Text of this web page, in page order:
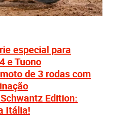
especial para
e Tuono
de 3 rodas com
Edition:
Itália!